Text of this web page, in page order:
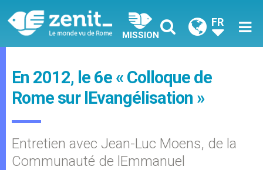
MISSION
FR
En 2012, le 6e « Colloque de
Rome sur lEvangélisation »
Entretien avec Jean-Luc Moens, de la
Communauté de lEmmanuel